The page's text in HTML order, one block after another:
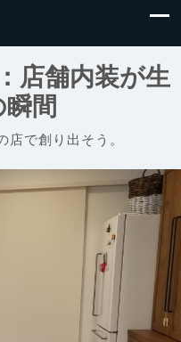
店舗内装が生
間
店で創り出そう。